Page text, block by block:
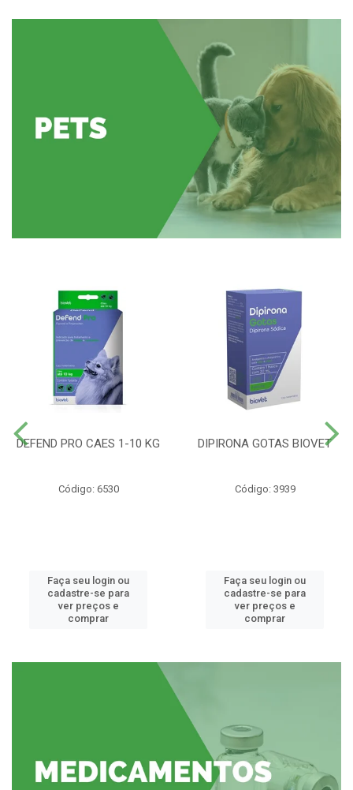
DEFEND PRO CAES 1-10 KG
Código: 6530
Faça seu login ou
cadastre-se para
ver preços e
comprar
DIPIRONA GOTAS BIOVET
Código: 3939
Faça seu login ou
cadastre-se para
ver preços e
comprar